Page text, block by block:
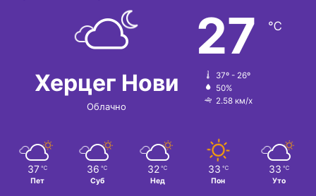
Херцег Нови
Облачно
27 ℃
37º - 26º
50%
2.58 км/х
37 ℃
Пет
36 ℃
Суб
32 ℃
Нед
33 ℃
Пон
33 ℃
Уто